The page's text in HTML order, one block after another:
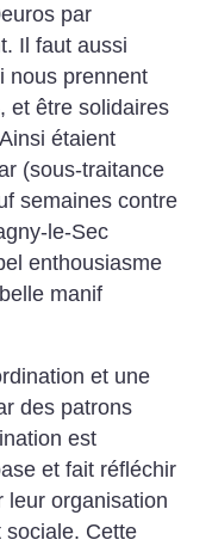
par
Il faut aussi
nous prennent
et être solidaires
étaient
(sous-traitance
semaines contre
le-Sec
enthousiasme
manif
et une
des patrons
est
et fait réfléchir
leur organisation
sociale. Cette